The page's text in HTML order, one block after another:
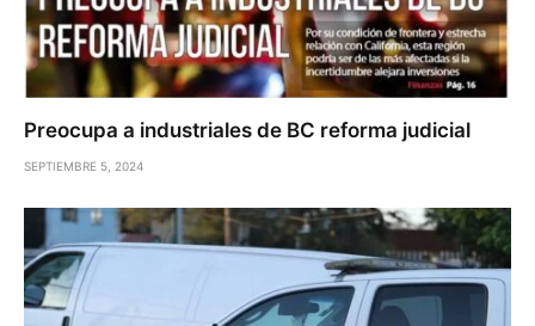
Preocupa a industriales de BC reforma judicial
SEPTIEMBRE 5, 2024